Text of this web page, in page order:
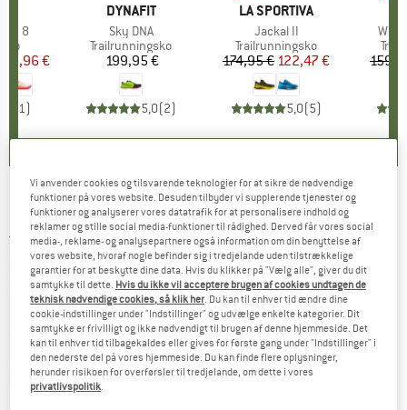
8
pris
€
1)
MÆRKE
DYNAFIT
Artikel
Sky DNA
Produktgruppe
Trailrunningsko
Pris
199,95 €
5,0(2)
MÆRKE
LA SPORTIVA
Artikel
Jackal II
Produktgruppe
Trailrunningsko
Pris
174,95 € Nedsat pris
122,47 €
5,0(5)
361° - Taroko 3 - Trailrunningsko
5,0(1)
Vi anvender cookies og tilsvarende teknologier for at sikre de nødvendige
funktioner på vores website. Desuden tilbyder vi supplerende tjenester og
funktioner og analyserer vores datatrafik for at personalisere indhold og
reklamer og stille social media-funktioner til rådighed. Derved får vores social
media-, reklame- og analysepartnere også information om din benyttelse af
vores website, hvoraf nogle befinder sig i tredjelande uden tilstrækkelige
garantier for at beskytte dine data. Hvis du klikker på "Vælg alle", giver du dit
samtykke til dette. Hvis du ikke vil acceptere brugen af cookies undtagen de
teknisk nødvendige cookies, så klik her. Du kan til enhver tid ændre dine
cookie-indstillinger under "Indstillinger" og udvælge enkelte kategorier. Dit
samtykke er frivilligt og ikke nødvendigt til brugen af denne hjemmeside. Det
kan til enhver tid tilbagekaldes eller gives for første gang under "Indstillinger" i
den nederste del på vores hjemmeside. Du kan finde flere oplysninger,
herunder risikoen for overførsler til tredjelande, om dette i vores
privatlivspolitik.